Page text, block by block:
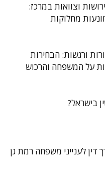
וצוואות במרכז:
מחלוקות
ורגשות: הבחירות
על המשפחה והרכוש
בישראל?
דין לענייני משפחה רמת גן